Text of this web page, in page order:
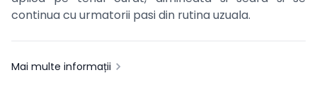
continua cu urmatorii pasi din rutina uzuala.
Mai multe informații